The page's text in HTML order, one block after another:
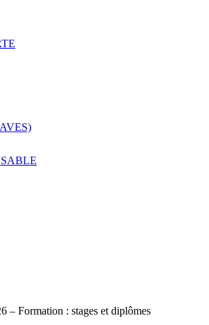
– Formation : stages et diplômes